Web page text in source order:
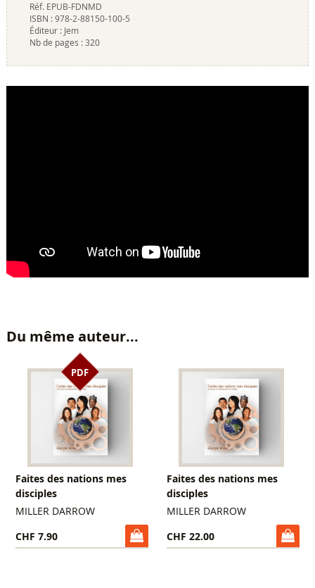
Réf. EPUB-FDNMD
ISBN : 978-2-88150-100-5
Éditeur : Jem
Nb de pages : 320
Du même auteur...
PDF
Faites des nations mes
disciples
MILLER DARROW
CHF 7.90
Faites des nations mes
disciples
MILLER DARROW
CHF 22.00